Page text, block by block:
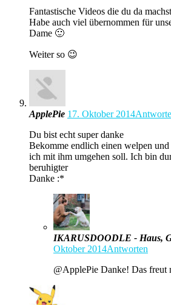
Fantastische Videos die du da
Habe auch viel übernommen für
Dame 🙂
Weiter so 😉
ApplePie 17. Oktober 2014
Du bist echt super danke
Bekomme endlich einen welpen
ich mit ihm umgehen soll. Ich bin
beruhigter
Danke :*
IKARUSDOODLE - Haus,
Oktober 2014Antworten
@ApplePie Danke! Das freut